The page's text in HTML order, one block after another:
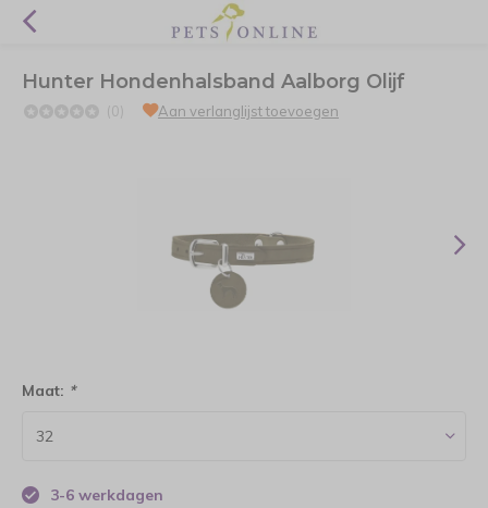
Hunter Hondenhalsband Aalborg Olijf
(0) Aan verlanglijst toevoegen
Maat: *
3-6 werkdagen